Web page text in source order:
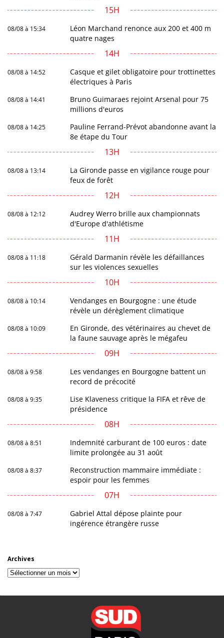
15H
08/08 à 15:34
Léon Marchand renonce aux 200 et 400 m
quatre nages
14H
08/08 à 14:52
Casque et gilet obligatoire pour trottinettes
électriques à Paris
08/08 à 14:41
Bruno Guimaraes rejoint Arsenal pour 75
millions d'euros
08/08 à 14:25
Pauline Ferrand-Prévot abandonne avant la
8e étape du Tour
13H
08/08 à 13:14
La Gironde passe en vigilance rouge pour
feux de forêt
12H
08/08 à 12:12
Audrey Werro brille aux championnats
d'Europe d'athlétisme
11H
08/08 à 11:18
Gérald Darmanin révèle les défaillances
sur les violences sexuelles
10H
08/08 à 10:14
Vendanges en Bourgogne : une étude
révèle un dérèglement climatique
08/08 à 10:09
En Gironde, des vétérinaires au chevet de
la faune sauvage après le mégafeu
09H
08/08 à 9:58
Les vendanges en Bourgogne battent un
record de précocité
08/08 à 9:35
Lise Klaveness critique la FIFA et rêve de
présidence
08H
08/08 à 8:51
Indemnité carburant de 100 euros : date
limite prolongée au 31 août
08/08 à 8:37
Reconstruction mammaire immédiate :
espoir pour les femmes
07H
08/08 à 7:47
Gabriel Attal dépose plainte pour
ingérence étrangère russe
Archives
Archives